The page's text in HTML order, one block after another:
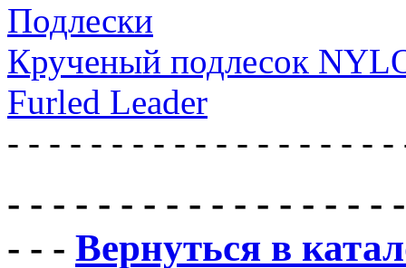
Подлески
Крученый подлесок
Furled Leader
- - - - - - - - - - - - - - - - - -
- - - - - - - - - - - - - - - - -
- - - Вернуться в